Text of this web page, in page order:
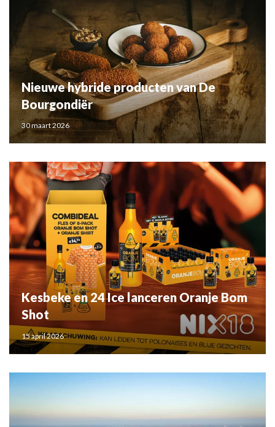
Nieuwe hybride producten van De
Bourgondiër
30 maart 2026
Kesbeke en 24 Ice lanceren Oranje Bom
Shot
15 april 2026